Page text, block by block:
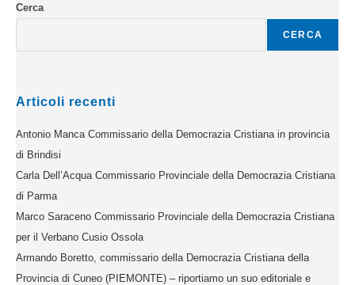
Cerca
CERCA
Articoli recenti
Antonio Manca Commissario della Democrazia Cristiana in provincia
di Brindisi
Carla Dell’Acqua Commissario Provinciale della Democrazia Cristiana
di Parma
Marco Saraceno Commissario Provinciale della Democrazia Cristiana
per il Verbano Cusio Ossola
Armando Boretto, commissario della Democrazia Cristiana della
Provincia di Cuneo (PIEMONTE) – riportiamo un suo editoriale e